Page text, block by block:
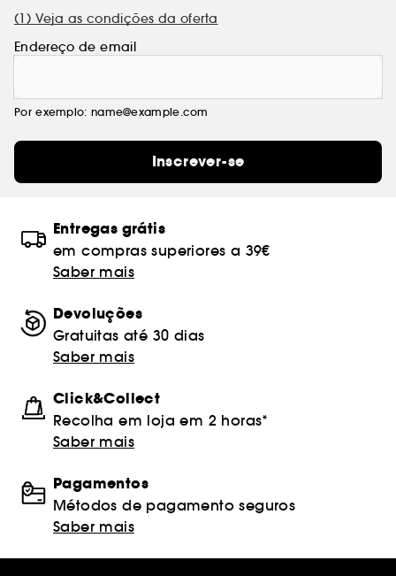
(1) Veja as condições da oferta
Endereço de email
Por exemplo: name@example.com
Inscrever-se
Entregas grátis
em compras superiores a 39€
Saber mais
Devoluções
Gratuitas até 30 dias
Saber mais
Click&Collect
Recolha em loja em 2 horas*
Saber mais
Pagamentos
Métodos de pagamento seguros
Saber mais